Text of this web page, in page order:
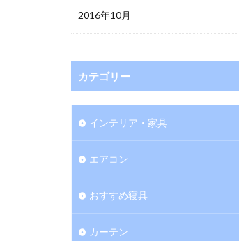
2016年10月
カテゴリー
インテリア・家具
エアコン
おすすめ寝具
カーテン